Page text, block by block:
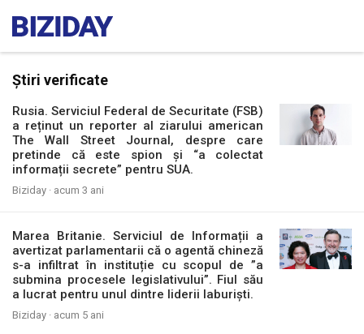
Știri verificate
Rusia. Serviciul Federal de Securitate (FSB)
a reținut un reporter al ziarului american
The Wall Street Journal, despre care
pretinde că este spion și “a colectat
informații secrete” pentru SUA.
Biziday · acum 3 ani
Marea Britanie. Serviciul de Informații a
avertizat parlamentarii că o agentă chineză
s-a infiltrat în instituție cu scopul de ”a
submina procesele legislativului”. Fiul său
a lucrat pentru unul dintre liderii laburiști.
Biziday · acum 5 ani